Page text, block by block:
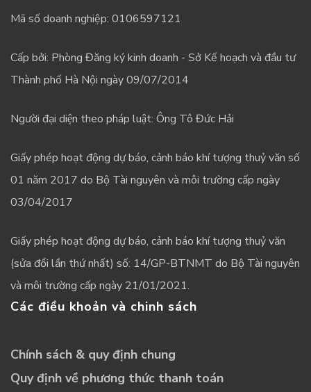
Mã số doanh nghiệp: 0106597121
Cấp bởi: Phòng Đăng ký kinh doanh - Sở Kế hoạch và đầu tư
Thành phố Hà Nội ngày 09/07/2014
Người đại diện theo pháp luật: Ông Tô Đức Hải
Giấy phép hoạt động dự báo, cảnh báo khí tượng thuỷ văn số
01 năm 2017 do Bộ Tài nguyên và môi trường cấp ngày
03/04/2017
Giấy phép hoạt động dự báo, cảnh báo khí tượng thuỷ văn
(sửa đổi lần thứ nhất) số: 14/GP-BTNMT do Bộ Tài nguyên
và môi trường cấp ngày 21/01/2021.
Các điều khoản và chinh sách
Chính sách & quy định chung
Quy định về phương thức thanh toán